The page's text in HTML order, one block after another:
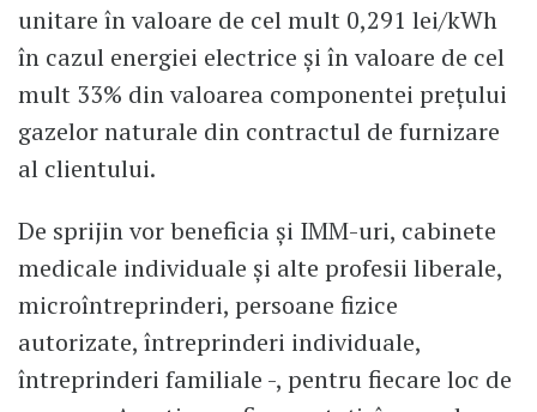
unitare în valoare de cel mult 0,291 lei/kWh
în cazul energiei electrice şi în valoare de cel
mult 33% din valoarea componentei preţului
gazelor naturale din contractul de furnizare
al clientului.
De sprijin vor beneficia și IMM-uri, cabinete
medicale individuale şi alte profesii liberale,
microîntreprinderi, persoane fizice
autorizate, întreprinderi individuale,
întreprinderi familiale -, pentru fiecare loc de